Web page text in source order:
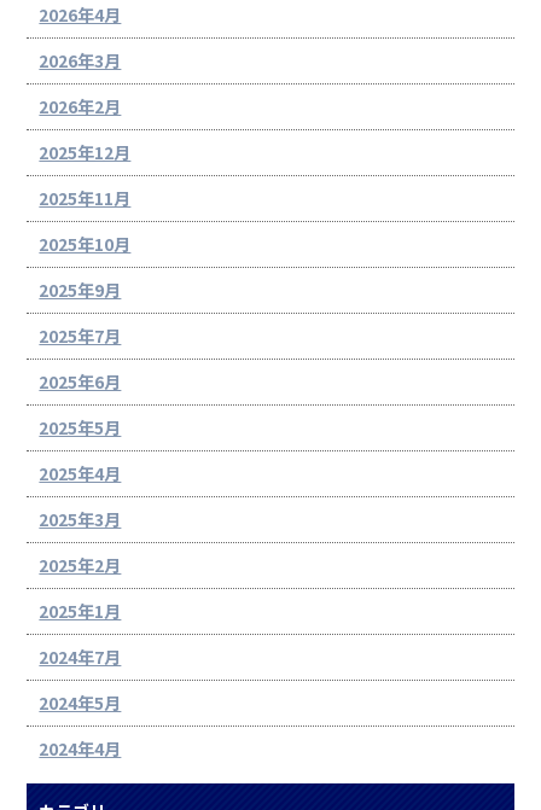
2026年4月
2026年3月
2026年2月
2025年12月
2025年11月
2025年10月
2025年9月
2025年7月
2025年6月
2025年5月
2025年4月
2025年3月
2025年2月
2025年1月
2024年7月
2024年5月
2024年4月